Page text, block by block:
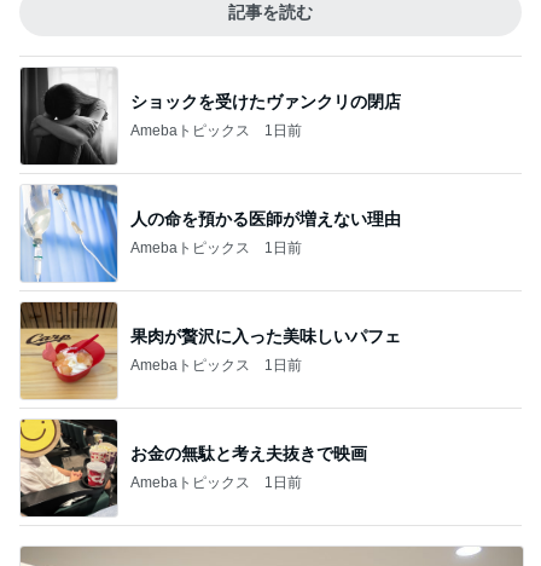
記事を読む
ショックを受けたヴァンクリの閉店
Amebaトピックス 1日前
人の命を預かる医師が増えない理由
Amebaトピックス 1日前
果肉が贅沢に入った美味しいパフェ
Amebaトピックス 1日前
お金の無駄と考え夫抜きで映画
Amebaトピックス 1日前